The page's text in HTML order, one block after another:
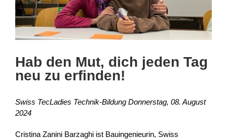
Hab den Mut, dich jeden Tag
neu zu erfinden!
Swiss TecLadies Technik-Bildung Donnerstag, 08. August
2024
Cristina Zanini Barzaghi ist Bauingenieurin, Swiss